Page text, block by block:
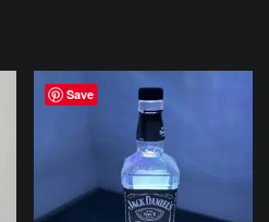
weist
mehrere
Optionen
können
Save